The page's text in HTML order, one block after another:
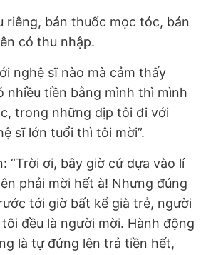
riêng, bán thuốc mọc tóc, bán
có thu nhập.
nghệ sĩ nào mà cảm thấy
nhiều tiền bằng mình thì mình
trong những dịp tôi đi với
sĩ lớn tuổi thì tôi mời”.
“Trời ơi, bây giờ cứ dựa vào lí
phải mời hết à! Nhưng đúng
tới giờ bất kể già trẻ, người
đều là người mời. Hành động
là tự đứng lên trả tiền hết,